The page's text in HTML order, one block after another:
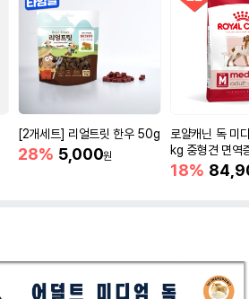
[2개세트] 리얼트릿 한우 50g
28% 5,000원
로얄캐닌 독 미
kg 중형견 면역
18%